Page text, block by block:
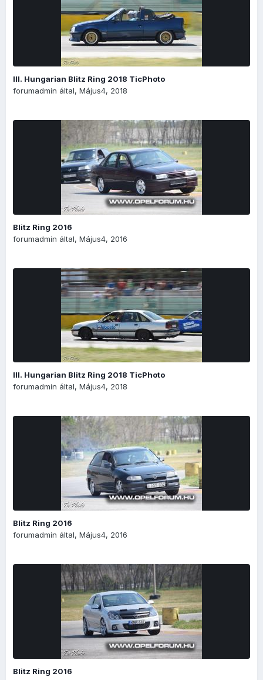
III. Hungarian Blitz Ring 2018 TicPhoto
forumadmin által, Május4, 2018
Blitz Ring 2016
forumadmin által, Május4, 2016
III. Hungarian Blitz Ring 2018 TicPhoto
forumadmin által, Május4, 2018
Blitz Ring 2016
forumadmin által, Május4, 2016
Blitz Ring 2016